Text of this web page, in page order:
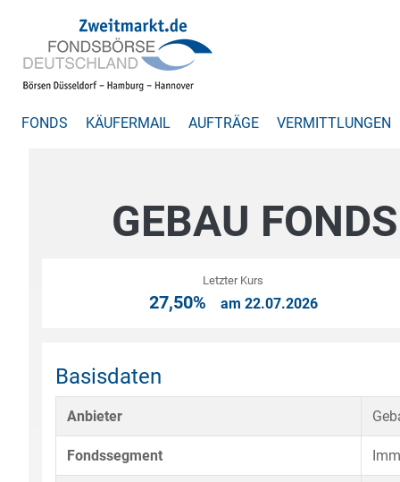
FONDS KÄUFERMAIL AUFTRÄGE VERMITTLUNGEN
GEBAU
Letzter Kurs
27,50% am 22.07.2026
Basisdaten
Anbieter
Fondssegment